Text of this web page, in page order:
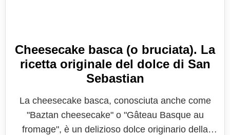
Cheesecake basca (o bruciata). La
ricetta originale del dolce di San
Sebastian
La cheesecake basca, conosciuta anche come
"Baztan cheesecake" o "Gâteau Basque au
fromage", è un delizioso dolce originario della